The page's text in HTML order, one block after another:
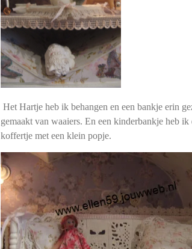
Het Hartje heb ik behangen en een bankje erin
gemaakt van waaiers. En een kinderbankje heb ik
koffertje met een klein popje.